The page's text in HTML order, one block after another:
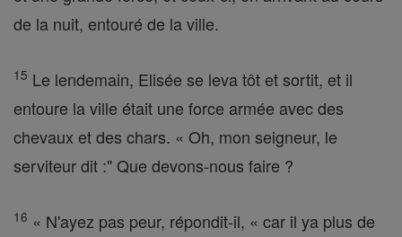
de la nuit, entouré de la ville.
15 Le lendemain, Elisée se leva tôt et sortit, et il
entoure la ville était une force armée avec des
chevaux et des chars. « Oh, mon seigneur, le
serviteur dit :" Que devons-nous faire ?
16 « N'ayez pas peur, répondit-il, « car il ya plus de